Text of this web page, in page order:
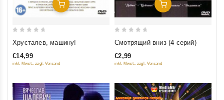
Добавить В Корзину
out
of
Хрусталев, машину!
€14,99
inkl. Mwst., zzgl. Versand
Добавить В Корзину
of
Смотрящий вниз (4 серий)
€2,99
inkl. Mwst., zzgl. Versand